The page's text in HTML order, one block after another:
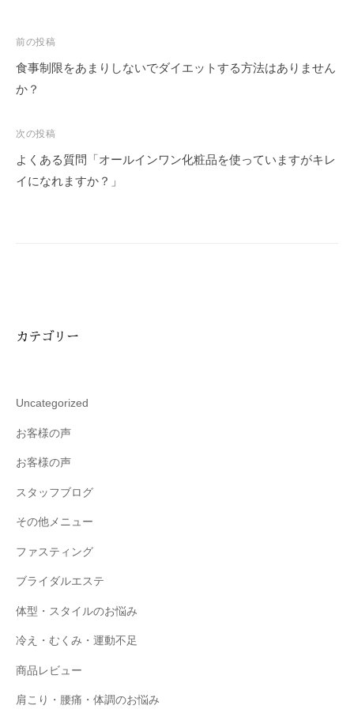
投
稿
ナ
ゲ
ー
シ
前の投稿
食事制限をあまりしないでダイエットする方法はありません
か？
次の投稿
よくある質問「オールインワン化粧品を使っていますがキレ
イになれますか？」
カテゴリー
Uncategorized
お客様の声
お客様の声
スタッフブログ
その他メニュー
ファスティング
ブライダルエステ
体型・スタイルのお悩み
冷え・むくみ・運動不足
商品レビュー
肩こり・腰痛・体調のお悩み